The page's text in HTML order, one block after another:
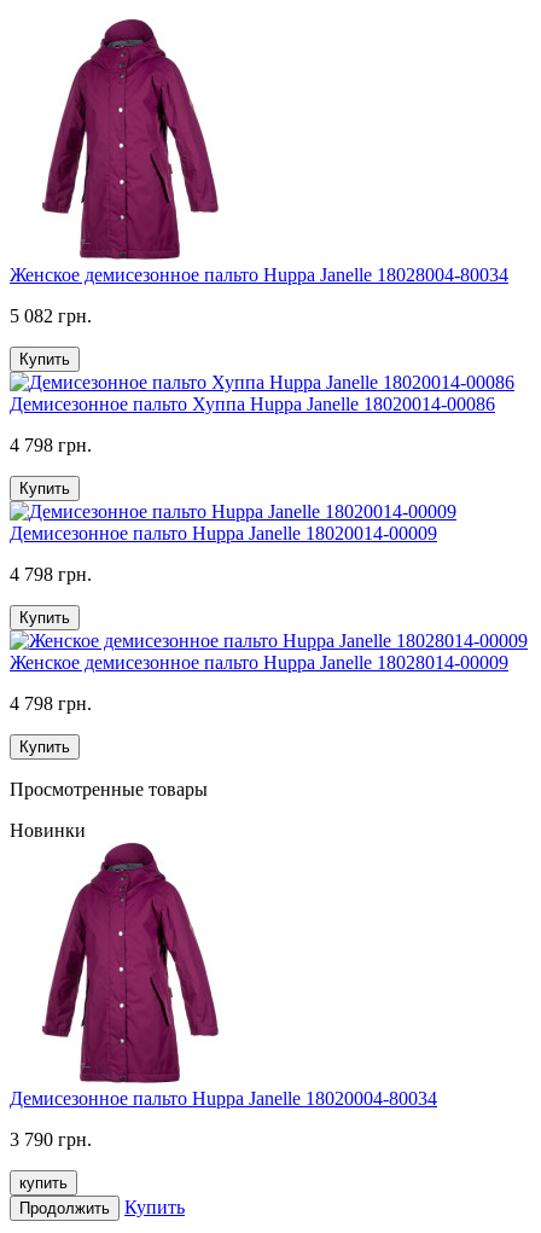
Женское демисезонное пальто Huppa Janelle 18028004-80034
5 082 грн.
Купить
Демисезонное пальто Хуппа Huppa Janelle 18020014-00086
4 798 грн.
Купить
Демисезонное пальто Huppa Janelle 18020014-00009
4 798 грн.
Купить
Женское демисезонное пальто Huppa Janelle 18028014-00009
4 798 грн.
Купить
Просмотренные товары
Новинки
Демисезонное пальто Huppa Janelle 18020004-80034
3 790 грн.
купить
Продолжить
Купить